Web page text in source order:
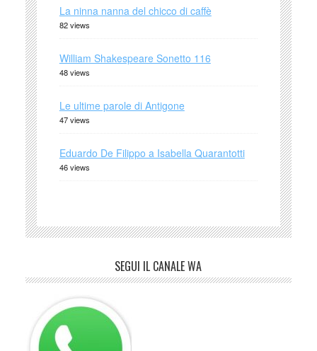
La ninna nanna del chicco di caffè
82 views
William Shakespeare Sonetto 116
48 views
Le ultime parole di Antigone
47 views
Eduardo De Filippo a Isabella Quarantotti
46 views
SEGUI IL CANALE WA